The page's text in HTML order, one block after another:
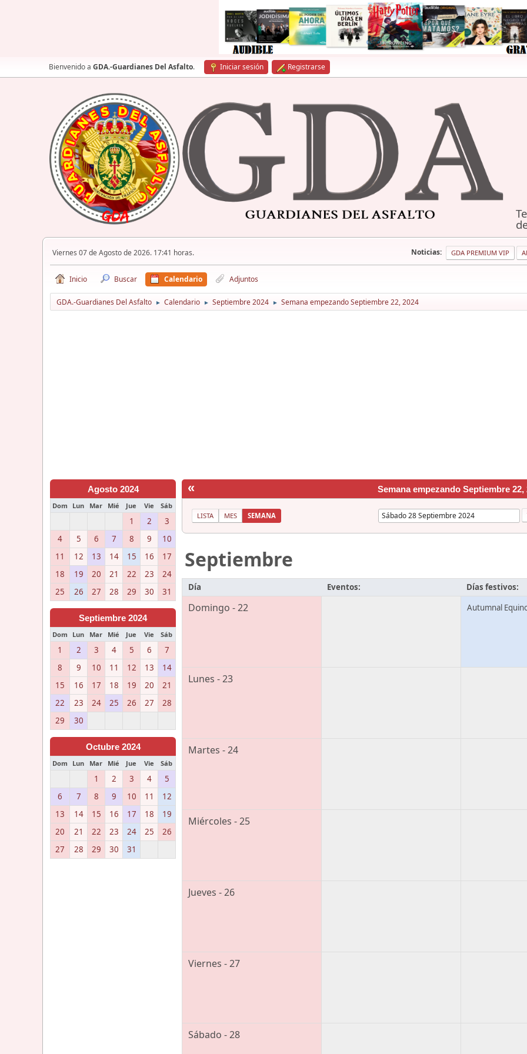
Bienvenido a GDA.-Guardianes Del Asfalto. Iniciar sesión Registrarse
Viernes 07 de Agosto de 2026. 17:41 horas. Noticias: GDA PREMIUM VIP
Inicio Buscar Calendario Adjuntos
GDA.-Guardianes Del Asfalto ► Calendario ► Septiembre 2024 ► Semana empezando Septiembre 22, 2024
Agosto 2024
Dom Lun Mar Mié Jue Vie Sáb
1 2
3
4
5 6 7 8 9
10
11
12 13 14 15 16
17
18
19 20 21 22 23
24
25
26 27 28 29 30 31
Septiembre 2024
Dom Lun Mar Mié Jue Vie Sáb
1 2 3 4 5 6
7
8
9 10 11 12 13
14
15
16 17 18 19 20
21
22
23 24 25 26 27
28
29
30
Octubre 2024
Dom Lun Mar Mié Jue Vie Sáb
1 2 3 4
5
6
7 8 9 10 11
12
13
14 15 16 17 18
19
20
21 22 23 24 25
26
27
28 29 30 31
« Semana empezando Septiembre 22,
LISTA MES SEMANA
Septiembre
Día Eventos: Días festivos:
Domingo - 22 Autumnal
Lunes - 23
Martes - 24
Miércoles - 25
Jueves - 26
Viernes - 27
Sábado - 28